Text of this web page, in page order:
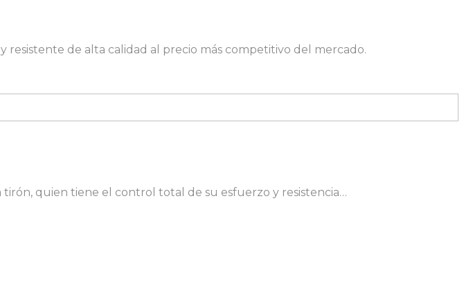
resistente de alta calidad al precio más competitivo del mercado.
tirón, quien tiene el control total de su esfuerzo y resistencia…